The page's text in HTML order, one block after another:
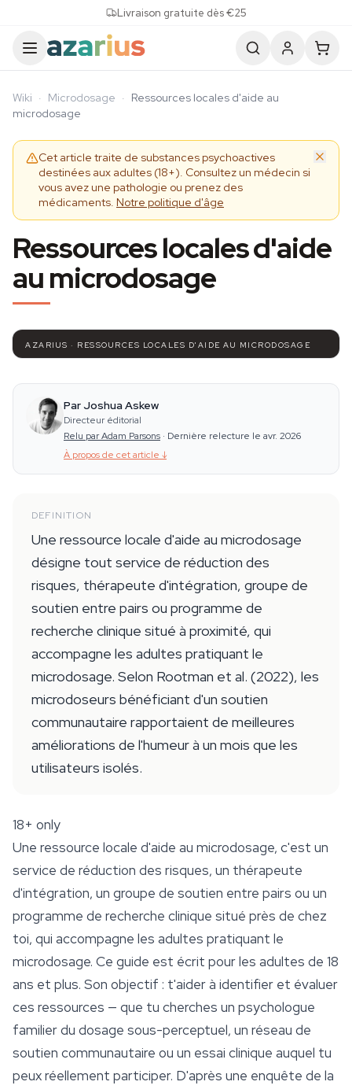
Livraison gratuite dès €25
Wiki · Microdosage · Ressources locales d'aide au
microdosage
Cet article traite de substances psychoactives
destinées aux adultes (18+). Consultez un médecin si
vous avez une pathologie ou prenez des
médicaments. Notre politique d'âge
Ressources locales d'aide
au microdosage
AZARIUS · RESSOURCES LOCALES D'AIDE AU MICRODOSAGE
Par Joshua Askew
Directeur éditorial
Relu par Adam Parsons · Dernière relecture le avr. 2026
À propos de cet article ↓
DEFINITION
Une ressource locale d'aide au microdosage
désigne tout service de réduction des
risques, thérapeute d'intégration, groupe de
soutien entre pairs ou programme de
recherche clinique situé à proximité, qui
accompagne les adultes pratiquant le
microdosage. Selon Rootman et al. (2022), les
microdoseurs bénéficiant d'un soutien
communautaire rapportaient de meilleures
améliorations de l'humeur à un mois que les
utilisateurs isolés.
18+ only
Une ressource locale d'aide au microdosage, c'est un
service de réduction des risques, un thérapeute
d'intégration, un groupe de soutien entre pairs ou un
programme de recherche clinique situé près de chez
toi, qui accompagne les adultes pratiquant le
microdosage. Ce guide est écrit pour les adultes de 18
ans et plus. Son objectif : t'aider à identifier et évaluer
ces ressources — que tu cherches un psychologue
familier du dosage sous-perceptuel, un réseau de
soutien communautaire ou un essai clinique auquel tu
peux réellement participer. D'après une enquête de la